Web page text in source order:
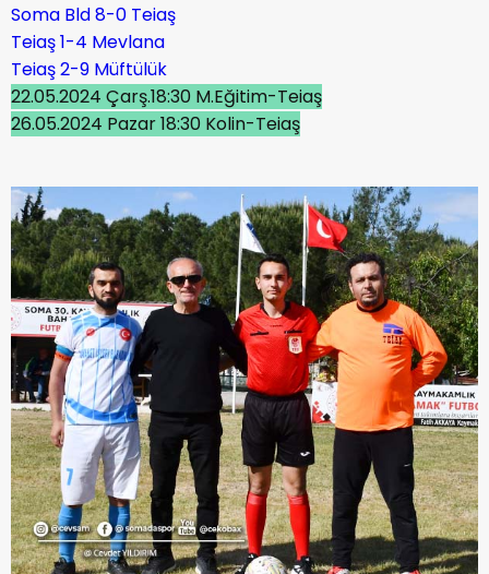
Soma Bld 8-0 Teiaş
Teiaş 1-4 Mevlana
Teiaş 2-9 Müftülük
22.05.2024 Çarş.18:30 M.Eğitim-Teiaş
26.05.2024 Pazar 18:30 Kolin-Teiaş